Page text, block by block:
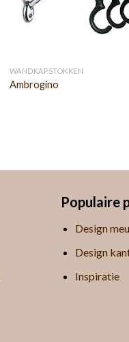
WANDKAPSTOKKEN
Ambrogino
Populaire
Design
Design
Inspiratie